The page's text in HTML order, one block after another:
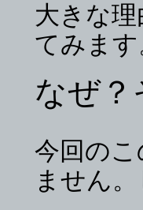
大きな
てみます
なぜ？
今回の
ません